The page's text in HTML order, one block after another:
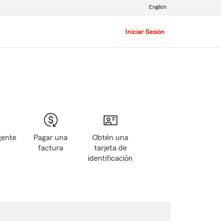
Iniciar Sesión
English
Pagar una
factura
Obtén una
tarjeta de
identificación